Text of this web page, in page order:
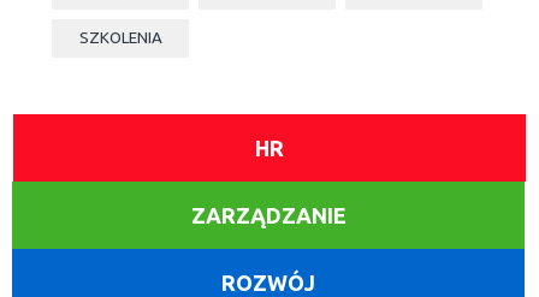
SZKOLENIA
HR
ZARZĄDZANIE
ROZWÓJ